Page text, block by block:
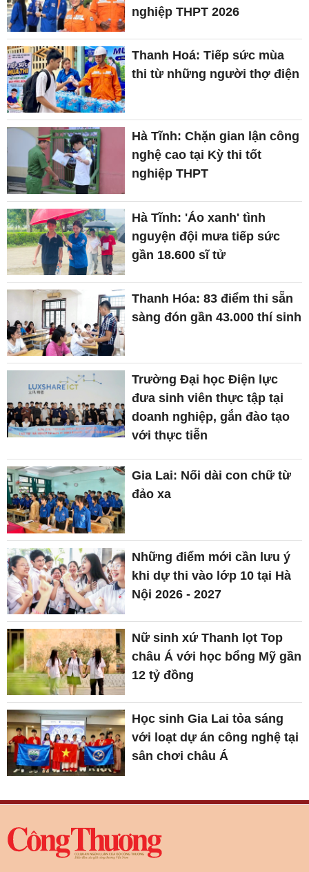
nghiệp THPT 2026
Thanh Hoá: Tiếp sức mùa
thi từ những người thợ điện
Hà Tĩnh: Chặn gian lận công
nghệ cao tại Kỳ thi tốt
nghiệp THPT
Hà Tĩnh: 'Áo xanh' tình
nguyện đội mưa tiếp sức
gần 18.600 sĩ tử
Thanh Hóa: 83 điểm thi sẵn
sàng đón gần 43.000 thí sinh
Trường Đại học Điện lực
đưa sinh viên thực tập tại
doanh nghiệp, gắn đào tạo
với thực tiễn
Gia Lai: Nối dài con chữ từ
đảo xa
Những điểm mới cần lưu ý
khi dự thi vào lớp 10 tại Hà
Nội 2026 - 2027
Nữ sinh xứ Thanh lọt Top
châu Á với học bổng Mỹ gần
12 tỷ đồng
Học sinh Gia Lai tỏa sáng
với loạt dự án công nghệ tại
sân chơi châu Á